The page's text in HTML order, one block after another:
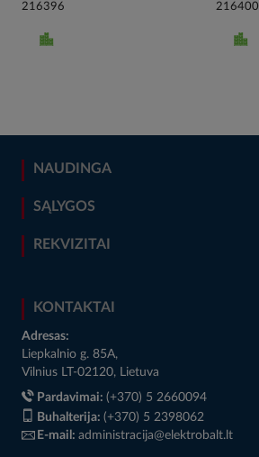
216396
216400
NAUDINGA
SĄLYGOS
REKVIZITAI
KONTAKTAI
Adresas:
Liepkalnio g. 85A,
Vilnius LT-02120, Lietuva
Pardavimai: (+370) 5 2660094
Buhalterija: (+370) 5 2398062
E-mail: administracija@elektrobalt.lt